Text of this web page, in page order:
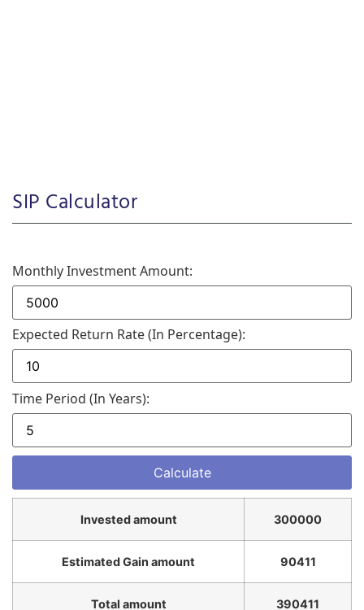
SIP Calculator
Monthly Investment Amount:
Expected Return Rate (in Percentage):
Time Period (in Years):
Invested amount 300000
Estimated Gain amount 90411
Total amount 390411